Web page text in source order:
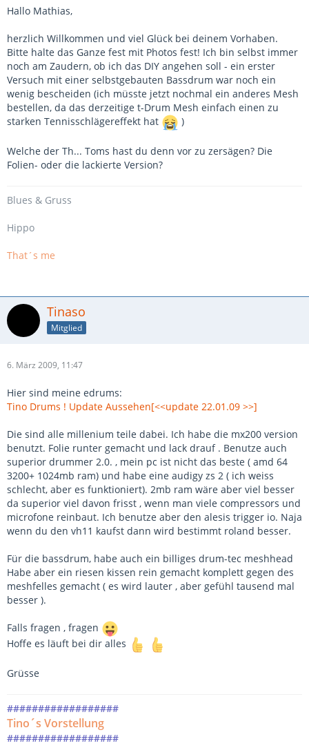
Hallo Mathias,
herzlich Willkommen und viel Glück bei deinem Vorhaben.
Bitte halte das Ganze fest mit Photos fest! Ich bin selbst immer
noch am Zaudern, ob ich das DIY angehen soll - ein erster
Versuch mit einer selbstgebauten Bassdrum war noch ein
wenig bescheiden (ich müsste jetzt nochmal ein anderes Mesh
bestellen, da das derzeitige t-Drum Mesh einfach einen zu
starken Tennisschlägereffekt hat
)
Welche der Th... Toms hast du denn vor zu zersägen? Die
Folien- oder die lackierte Version?
Blues & Gruss
Hippo
That´s me
Tinaso
Mitglied
6. März 2009, 11:47
Hier sind meine edrums:
Tino Drums ! Update Aussehen[<<update 22.01.09 >>]
Die sind alle millenium teile dabei. Ich habe die mx200 version
benutzt. Folie runter gemacht und lack drauf . Benutze auch
superior drummer 2.0. , mein pc ist nicht das beste ( amd 64
3200+ 1024mb ram) und habe eine audigy zs 2 ( ich weiss
schlecht, aber es funktioniert). 2mb ram wäre aber viel besser
da superior viel davon frisst , wenn man viele compressors und
microfone reinbaut. Ich benutze aber den alesis trigger io. Naja
wenn du den vh11 kaufst dann wird bestimmt roland besser.
Für die bassdrum, habe auch ein billiges drum-tec meshhead
Habe aber ein riesen kissen rein gemacht komplett gegen des
meshfelles gemacht ( es wird lauter , aber gefühl tausend mal
besser ).
Falls fragen , fragen
Hoffe es läuft bei dir alles
Grüsse
##################
Tino´s Vorstellung
##################